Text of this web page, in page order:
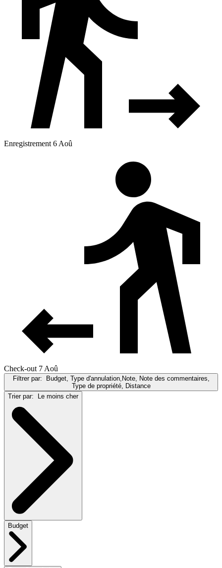
Enregistrement 6 Aoû
Check-out 7 Aoû
Filtrer par:
Budget, Type d'annulation,Note, Note des commentaires,
Type de propriété, Distance
Trier par:
Le moins cher
Budget